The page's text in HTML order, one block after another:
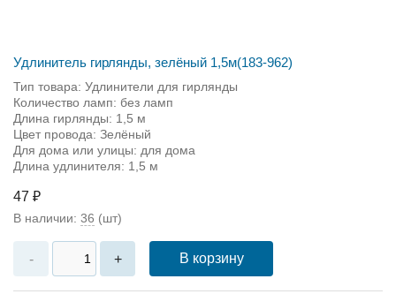
Удлинитель гирлянды, зелёный 1,5м(183-962)
Тип товара: Удлинители для гирлянды
Количество ламп: без ламп
Длина гирлянды: 1,5 м
Цвет провода: Зелёный
Для дома или улицы: для дома
Длина удлинителя: 1,5 м
47 ₽
В наличии: 36 (шт)
- + В корзину